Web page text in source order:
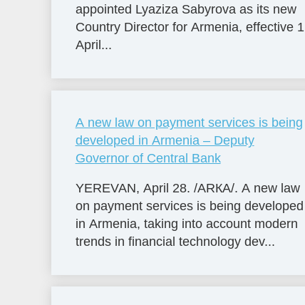
appointed Lyaziza Sabyrova as its new
Country Director for Armenia, effective 1
April...
A new law on payment services is being
developed in Armenia – Deputy
Governor of Central Bank
YEREVAN, April 28. /ARКА/. A new law
on payment services is being developed
in Armenia, taking into account modern
trends in financial technology dev...